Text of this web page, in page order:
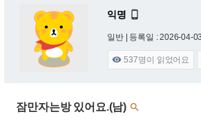
익명 
일반 | 등록일 : 2026-04-
 537명이 읽었어요
잠만자는방 있어요.(남) 